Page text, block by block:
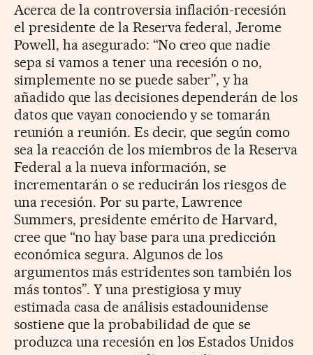
Acerca de la controversia inflación-recesión
el presidente de la Reserva federal, Jerome
Powell, ha asegurado: “No creo que nadie
sepa si vamos a tener una recesión o no,
simplemente no se puede saber”, y ha
añadido que las decisiones dependerán de los
datos que vayan conociendo y se tomarán
reunión a reunión. Es decir, que según como
sea la reacción de los miembros de la Reserva
Federal a la nueva información, se
incrementarán o se reducirán los riesgos de
una recesión. Por su parte, Lawrence
Summers, presidente emérito de Harvard,
cree que “no hay base para una predicción
económica segura. Algunos de los
argumentos más estridentes son también los
más tontos”. Y una prestigiosa y muy
estimada casa de análisis estadounidense
sostiene que la probabilidad de que se
produzca una recesión en los Estados Unidos